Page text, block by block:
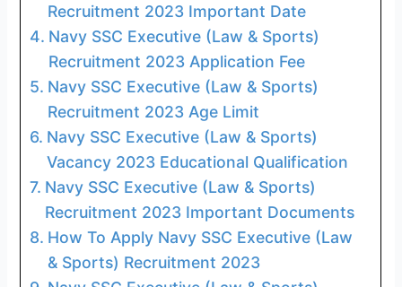
Recruitment 2023 Important Date
Navy SSC Executive (Law & Sports)
Recruitment 2023 Application Fee
Navy SSC Executive (Law & Sports)
Recruitment 2023 Age Limit
Navy SSC Executive (Law & Sports)
Vacancy 2023 Educational Qualification
Navy SSC Executive (Law & Sports)
Recruitment 2023 Important Documents
How To Apply Navy SSC Executive (Law
& Sports) Recruitment 2023